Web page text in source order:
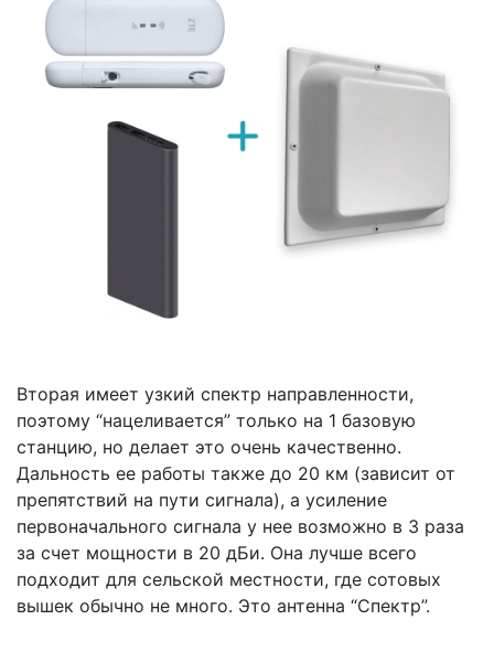
Вторая имеет узкий спектр направленности,
поэтому “нацеливается” только на 1 базовую
станцию, но делает это очень качественно.
Дальность ее работы также до 20 км (зависит от
препятствий на пути сигнала), а усиление
первоначального сигнала у нее возможно в 3 раза
за счет мощности в 20 дБи. Она лучше всего
подходит для сельской местности, где сотовых
вышек обычно не много. Это антенна “Спектр”.